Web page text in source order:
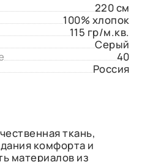
220 см
100% хлопок
115 гр/м.кв.
Серый
40
Россия
ткань,
комфорта и
материалов из